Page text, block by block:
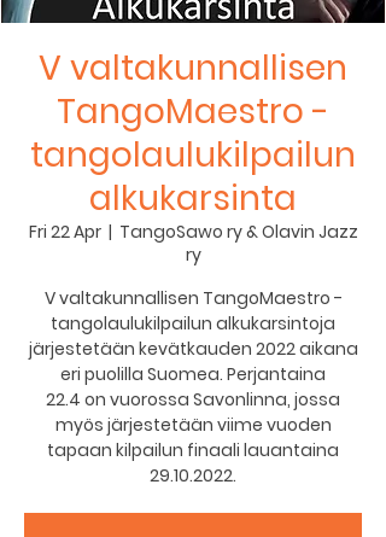
V valtakunnallisen
TangoMaestro -
tangolaulukilpailun
alkukarsinta
Fri 22 Apr
  |
TangoSawo ry & Olavin Jazz
ry
V valtakunnallisen TangoMaestro -
tangolaulukilpailun alkukarsintoja
järjestetään kevätkauden 2022 aikana
eri puolilla Suomea. Perjantaina
22.4 on vuorossa Savonlinna, jossa
myös järjestetään viime vuoden
tapaan kilpailun finaali lauantaina
29.10.2022.